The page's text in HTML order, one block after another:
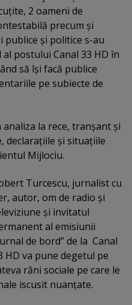
2 oameni de
precum şi
şi politice s-au
postului Canal 33 HD în
să îşi facă publice
pe subiecte de
la rece, tranşant şi
declaraţiile şi situaţiile
Mijlociu.
Turcescu, jurnalist cu
autor, om de radio şi
şi invitatul
al emisiunii
de bord” de la Canal
HD va pune degetul pe
răni sociale pe care le
iscusit nuanţate.